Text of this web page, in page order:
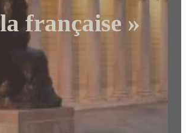
française »